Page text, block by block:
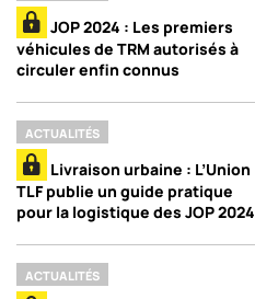
JOP 2024 : Les premiers
véhicules de TRM autorisés à
circuler enfin connus
ACTUALITÉS
Livraison urbaine : L’Union
TLF publie un guide pratique
pour la logistique des JOP 2024
ACTUALITÉS